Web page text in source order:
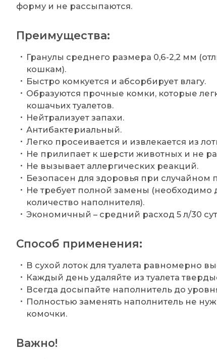
форму и не рассыпаются.
Преимущества:
Гранулы среднего размера 0,6-2,2 мм
кошкам).
Быстро комкуется и абсорбирует влагу.
Образуются прочные комки, которые
кошачьих туалетов.
Нейтрализует запахи.
Антибактериальный.
Легко просеивается и извлекается из
Не прилипает к шерсти животных и не
Не вызывает аллергических реакций.
Безопасен для здоровья при
Не требует полной замены (необходимо
количество наполнителя).
Экономичный – средний расход 5 л/30
Способ применения:
В сухой лоток для туалета равномерно
Каждый день удаляйте из туалета
Всегда досыпайте наполнитель до
Полностью заменять наполнитель не
комочки.
Важно!